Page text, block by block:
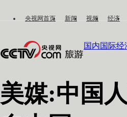
央视网首页 新闻 视频 经济
国内国际经
美媒:中国